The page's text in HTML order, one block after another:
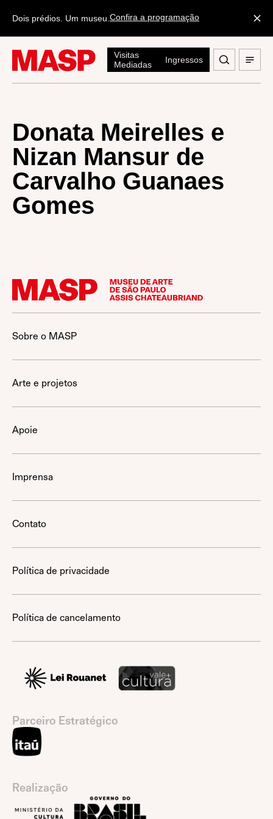
Dois prédios. Um museu. Confira a programação
Visitas
Mediadas
Ingressos
Donata Meirelles e
Nizan Mansur de
Carvalho Guanaes
Gomes
Sobre o MASP
Arte e projetos
Apoie
Imprensa
Contato
Política de privacidade
Política de cancelamento
Parceiro Estratégico
Realização